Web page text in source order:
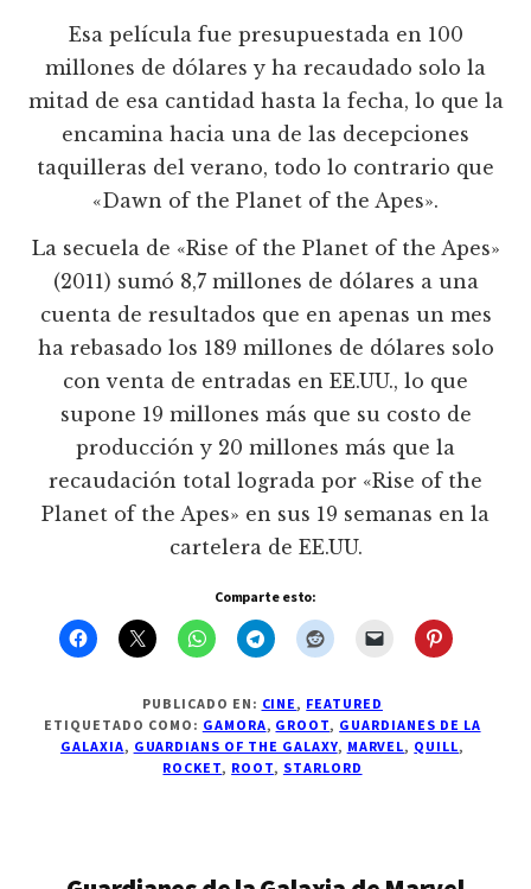
Esa película fue presupuestada en 100
millones de dólares y ha recaudado solo la
mitad de esa cantidad hasta la fecha, lo que la
encamina hacia una de las decepciones
taquilleras del verano, todo lo contrario que
«Dawn of the Planet of the Apes».
La secuela de «Rise of the Planet of the Apes»
(2011) sumó 8,7 millones de dólares a una
cuenta de resultados que en apenas un mes
ha rebasado los 189 millones de dólares solo
con venta de entradas en EE.UU., lo que
supone 19 millones más que su costo de
producción y 20 millones más que la
recaudación total lograda por «Rise of the
Planet of the Apes» en sus 19 semanas en la
cartelera de EE.UU.
Comparte esto:
PUBLICADO EN: CINE , FEATURED
ETIQUETADO COMO: GAMORA, GROOT, GUARDIANES DE LA
GALAXIA, GUARDIANS OF THE GALAXY, MARVEL, QUILL,
ROCKET, ROOT, STARLORD